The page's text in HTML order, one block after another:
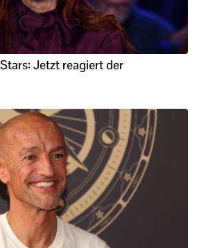
Jetzt reagiert der